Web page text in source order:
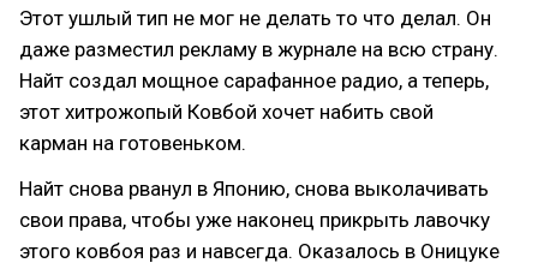
Этот ушлый тип не мог не делать то что делал. Он
даже разместил рекламу в журнале на всю страну.
Найт создал мощное сарафанное радио, а теперь,
этот хитрожопый Ковбой хочет набить свой
карман на готовеньком.
Найт снова рванул в Японию, снова выколачивать
свои права, чтобы уже наконец прикрыть лавочку
этого ковбоя раз и навсегда. Оказалось в Оницуке